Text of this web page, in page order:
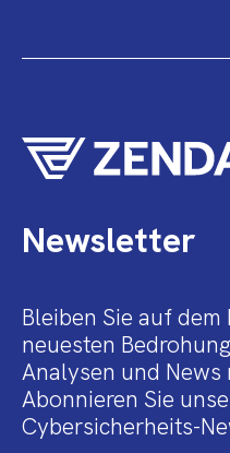
Newsletter
Bleiben Sie auf
neuesten
Analysen und
Abonnieren Sie
Cybersicherheits-